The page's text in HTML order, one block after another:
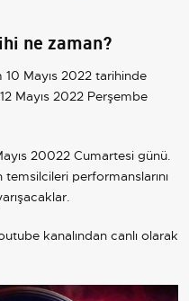
ne zaman?
10 Mayıs 2022 tarihinde
Mayıs 2022 Perşembe
20022 Cumartesi günü.
performanslarını
kanalından canlı olarak